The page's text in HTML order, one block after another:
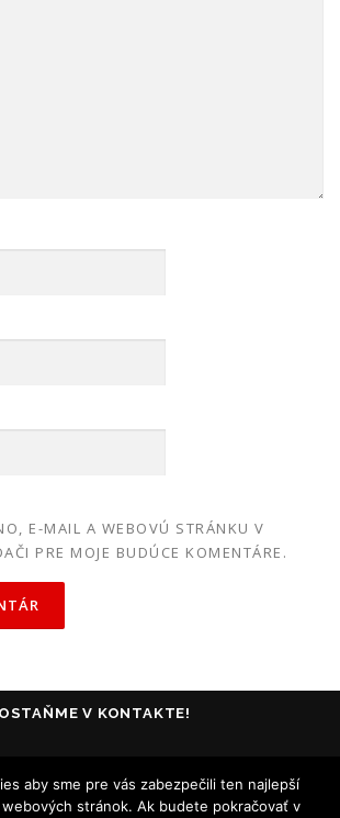
E-MAIL A WEBOVÚ STRÁNKU V
PRE MOJE BUDÚCE KOMENTÁRE.
OSTAŇME V KONTAKTE!
aby sme pre vás zabezpečili ten najlepší
stránok. Ak budete pokračovať v